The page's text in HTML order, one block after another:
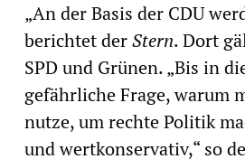
„An der Basis der CDU
berichtet derStern. Dort
SPD und Grünen. „Bis in
gefährliche Frage, warum
nutze, um rechte Politik
und wertkonservativ,“ so